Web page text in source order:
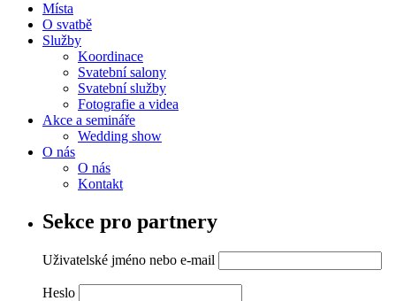
Místa
O svatbě
Služby
Koordinace
Svatební salony
Svatební služby
Fotografie a videa
Akce a semináře
Wedding show
O nás
O nás
Kontakt
Sekce pro partnery
Uživatelské jméno nebo e-mail
Heslo